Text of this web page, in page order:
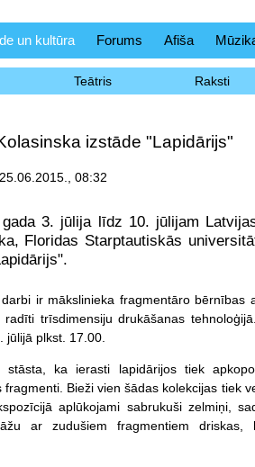
un kultūra Forums Afiša
Teātris Raksti
izstāde "Lapidārijs"
08:32
3. jūlija līdz 10. jūlijam
Floridas Starptautiskās
darbi ir mākslinieka fragmentāro bērnības
radīti trīsdimensiju drukāšanas
jūlijā plkst. 17.00.
stāsta, ka ierasti lapidārijos tiek
fragmenti. Bieži vien šādas kolekcijas tiek
aplūkojami sabrukuši zelmiņi,
ar zudušiem fragmentiem